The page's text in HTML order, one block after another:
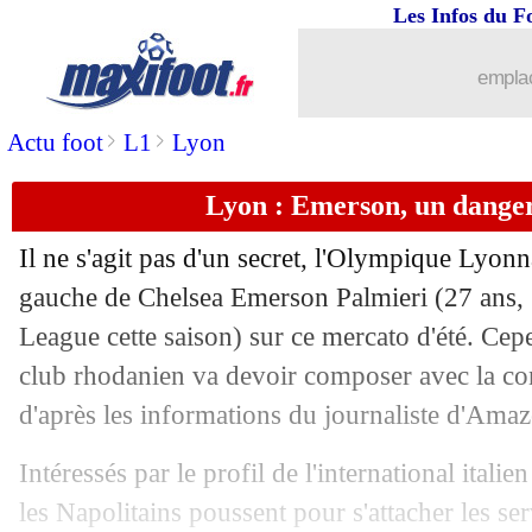
Actu foot> L1 > Lyon
Les Infos du
Lyon : Emerson, un
Il ne s'agit pas d'un secret, l'Olympique
gauche de Chelsea Emerson Palmieri (27
League cette saison) sur ce mercato d'été.
club rhodanien va devoir composer avec la
d'après les informations du journaliste
Intéressés par le profil de l'international
les Napolitains poussent pour s'attacher les
Naples : Juan Jesus a signé (officiel)
18/08 Clermont: Bayo bientôt prolongé ?
: Linarès maintenu par défaut ?
18/08 PSG: Draxler et Kehrer, départs
18/08 Villarreal: Danjuma arrive pour 25
18/08 Juve : Rafia prêté au Standard
18/08 Chelsea: Batshuayi prolongé puis
Dortmund : Håland, Rose se livre